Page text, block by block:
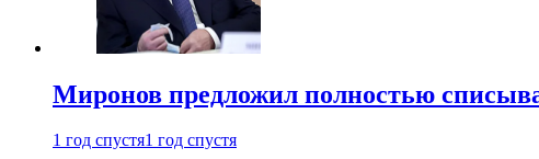
Миронов предложил полностью
1 год спустя1 год спустя